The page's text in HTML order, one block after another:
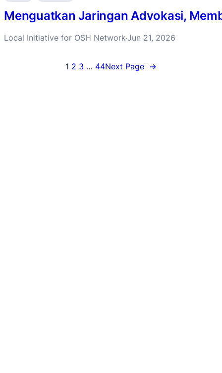
Menguatkan Jaringan Advokasi,
Local Initiative for OSH Network·Jun 21, 2026
1 2 3 … 44Next Page →